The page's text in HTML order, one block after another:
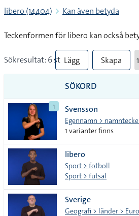
libero (14404) Kan även betyda
Teckenformen för libero kan också
Sökresultat: 6 st Lägg
till
alla i
lista
Skapa
SÖKORD
1 Svensson
Egennamn >
1 varianter finns
libero
Sport > fotboll
Sport > futsal
Sverige
Geografi > länder >